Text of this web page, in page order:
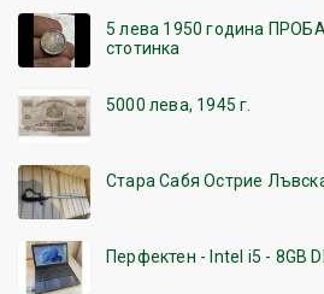
5 лева 1950 година ПРОБА Бронз Редкаж от
стотинка
5000 лева, 1945 г.
Стара Сабя Острие